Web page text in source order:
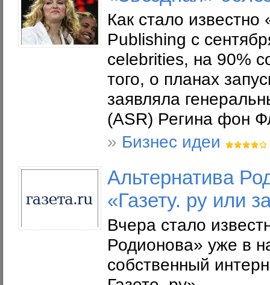
Как стало
Publishing с
celebrities, на 90%
того, о планах
заявляла
(ASR) Регина фон
» Бизнес идеи
Альтернатива
«Газету. ру или
Вчера стало
Родионова» уже в
собственный